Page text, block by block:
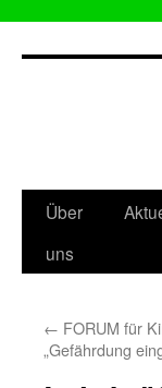
Inhalt
Über
uns
← FORUM für
„Gefährdung